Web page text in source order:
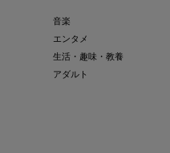
音楽
エンタメ
生活・趣味・教養
アダルト